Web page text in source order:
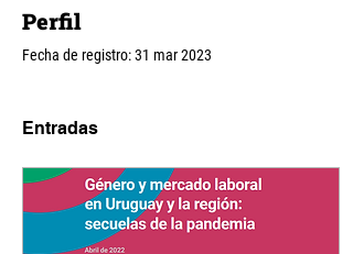
Perfil
Fecha de registro: 31 mar 2023
Entradas